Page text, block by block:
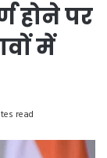
होने पर
में
read